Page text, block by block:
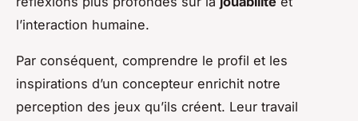
l’interaction humaine.
Par conséquent, comprendre le profil et les
inspirations d’un concepteur enrichit notre
perception des jeux qu’ils créent. Leur travail